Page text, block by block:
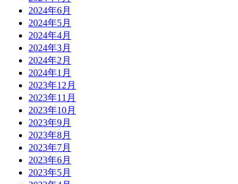
2024年6月
2024年5月
2024年4月
2024年3月
2024年2月
2024年1月
2023年12月
2023年11月
2023年10月
2023年9月
2023年8月
2023年7月
2023年6月
2023年5月